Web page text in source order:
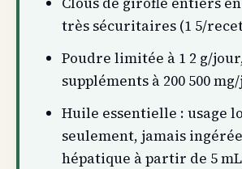
très sécuritaires (1 5/
Poudre limitée à 1 2 g/
suppléments à 200 500
Huile essentielle : usage
seulement, jamais
hépatique à partir de 5